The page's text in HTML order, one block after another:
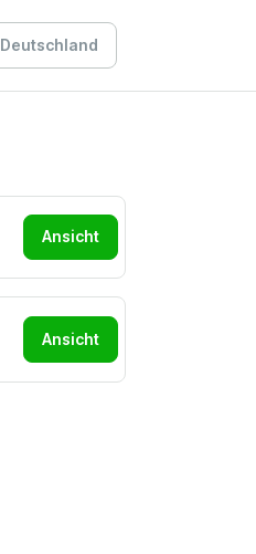
Deutschland
Ansicht
Ansicht